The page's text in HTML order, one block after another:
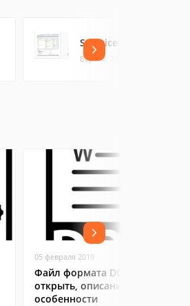
SolPrice
Версия: 2 (9.74 МБ)
05 февраля 2019
Файл формата DOC: чем
открыть, описание,
особенности